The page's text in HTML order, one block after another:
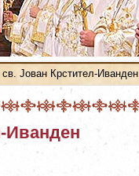
Јован Крстител-Иванден
Иванден